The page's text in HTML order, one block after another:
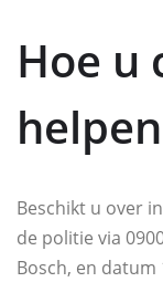
Hoe u
helpen
Beschikt u over
de politie via
Bosch, en